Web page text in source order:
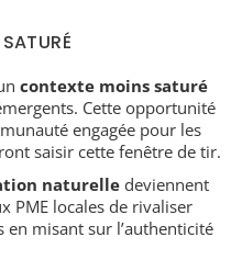
contexte moins saturé
Cette opportunité
engagée pour les
saisir cette fenêtre de tir.
naturelle deviennent
PME locales de rivaliser
en misant sur l’authenticité